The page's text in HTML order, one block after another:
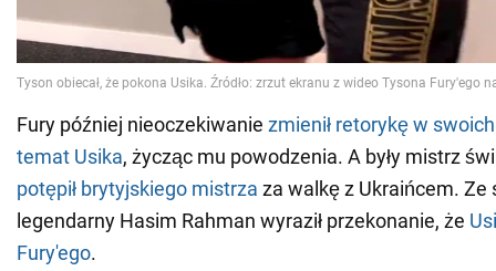
Fury później nieoczekiwanie zmienił retorykę w
temat Usika, życząc mu powodzenia. A były mistrz
potępił brytyjskiego mistrza za walkę z Ukraińcem. Ze
legendarny Hasim Rahman wyraził przekonanie, że
Fury'ego.